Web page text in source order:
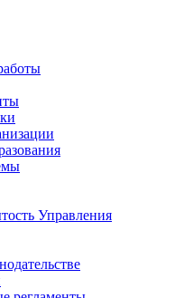
Управления